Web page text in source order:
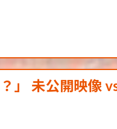
」 未公開映像